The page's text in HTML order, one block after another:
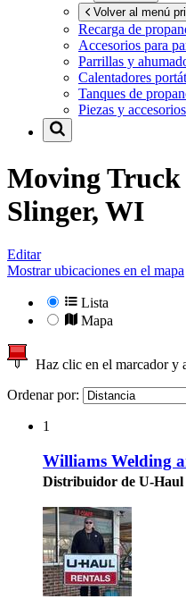
Volver al menú
Recarga de
Accesorios para
Parrillas y
Calentadores
Tanques de
Piezas y
Moving Truck
Slinger, WI
Editar
Mostrar ubicaciones en el mapa
Lista
Mapa
Haz clic en el marcador y
Ordenar por:
1
Williams Welding
Distribuidor de U-Haul